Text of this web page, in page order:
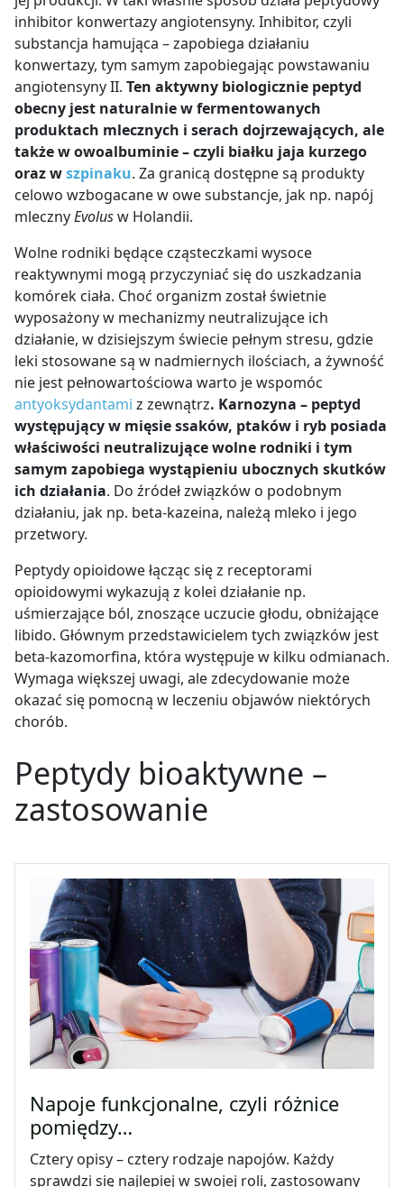
inhibitor konwertazy angiotensyny. Inhibitor, czyli
substancja hamująca – zapobiega działaniu
konwertazy, tym samym zapobiegając powstawaniu
angiotensyny II. Ten aktywny biologicznie peptyd
obecny jest naturalnie w fermentowanych
produktach mlecznych i serach dojrzewających, ale
także w owoalbuminie – czyli białku jaja kurzego
oraz wszpinaku. Za granicą dostępne są produkty
celowo wzbogacane w owe substancje, jak np. napój
mlecznyEvolusw Holandii.
Wolne rodniki będące cząsteczkami wysoce
reaktywnymi mogą przyczyniać się do uszkadzania
komórek ciała. Choć organizm został świetnie
wyposażony w mechanizmy neutralizujące ich
działanie, w dzisiejszym świecie pełnym stresu, gdzie
leki stosowane są w nadmiernych ilościach, a żywność
nie jest pełnowartościowa warto je wspomóc
antyoksydantami z zewnątrz. Karnozyna – peptyd
występujący w mięsie ssaków, ptaków i ryb posiada
właściwości neutralizujące wolne rodniki i tym
samym zapobiega wystąpieniu ubocznych skutków
ich działania. Do źródeł związków o podobnym
działaniu, jak np. beta-kazeina, należą mleko i jego
przetwory.
Peptydy opioidowe łącząc się z receptorami
opioidowymi wykazują z kolei działanie np.
uśmierzające ból, znoszące uczucie głodu, obniżające
libido. Głównym przedstawicielem tych związków jest
beta-kazomorfina, która występuje w kilku odmianach.
Wymaga większej uwagi, ale zdecydowanie może
okazać się pomocną w leczeniu objawów niektórych
chorób.
Peptydy bioaktywne –
zastosowanie
Napoje funkcjonalne, czyli różnice
pomiędzy…
Cztery opisy – cztery rodzaje napojów. Każdy
sprawdzi się najlepiej w swojej roli, zastosowany